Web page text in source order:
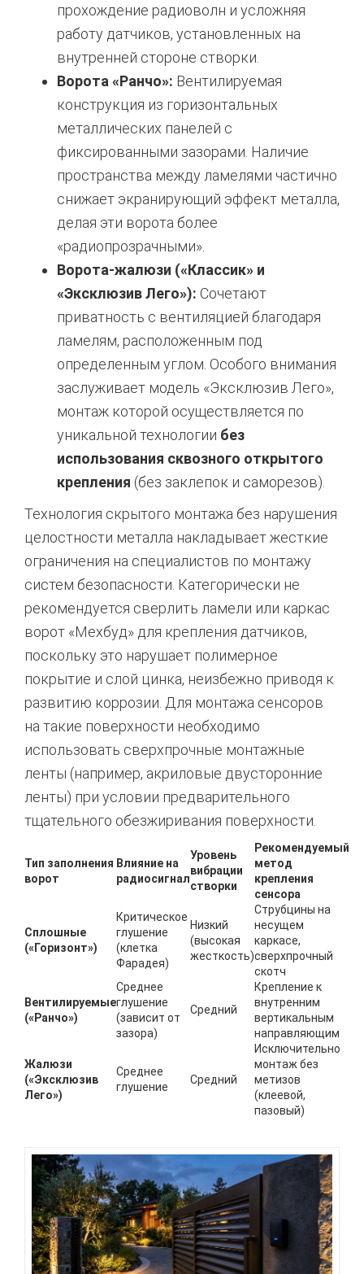
прохождение радиоволн и усложняя
работу датчиков, установленных на
внутренней стороне створки.
Ворота «Ранчо»: Вентилируемая
конструкция из горизонтальных
металлических панелей с
фиксированными зазорами. Наличие
пространства между ламелями частично
снижает экранирующий эффект металла,
делая эти ворота более
«радиопрозрачными».
Ворота-жалюзи («Классик» и
«Эксклюзив Лего»): Сочетают
приватность с вентиляцией благодаря
ламелям, расположенным под
определенным углом. Особого внимания
заслуживает модель «Эксклюзив Лего»,
монтаж которой осуществляется по
уникальной технологии без
использования сквозного открытого
крепления (без заклепок и саморезов).
Технология скрытого монтажа без нарушения
целостности металла накладывает жесткие
ограничения на специалистов по монтажу
систем безопасности. Категорически не
рекомендуется сверлить ламели или каркас
ворот «Мехбуд» для крепления датчиков,
поскольку это нарушает полимерное
покрытие и слой цинка, неизбежно приводя к
развитию коррозии. Для монтажа сенсоров
на такие поверхности необходимо
использовать сверхпрочные монтажные
ленты (например, акриловые двусторонние
ленты) при условии предварительного
тщательного обезжиривания поверхности.
Тип заполнения
ворот
Влияние на
радиосигнал
Уровень
вибрации
створки
Рекомендуемый
метод
крепления
сенсора
Сплошные
(«Горизонт»)
Критическое
глушение
(клетка
Фарадея)
Низкий
(высокая
жесткость)
Струбцины на
несущем
каркасе,
сверхпрочный
скотч
Вентилируемые
(«Ранчо»)
Среднее
глушение
(зависит от
зазора)
Средний
Крепление к
внутренним
вертикальным
направляющим
Жалюзи
(«Эксклюзив
Лего»)
Среднее
глушение
Средний
Исключительно
монтаж без
метизов
(клеевой,
пазовый)